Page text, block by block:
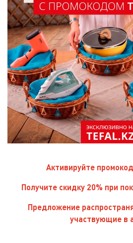
Активируйте промокод
Получите скидку 20% при
Предложение
участвующие в